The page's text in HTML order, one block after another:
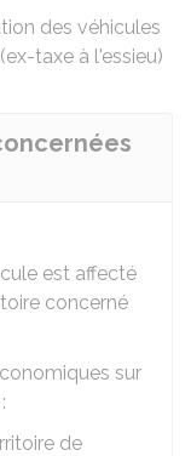
des véhicules
taxe à l'essieu)
est affecté
concerné
sur
de